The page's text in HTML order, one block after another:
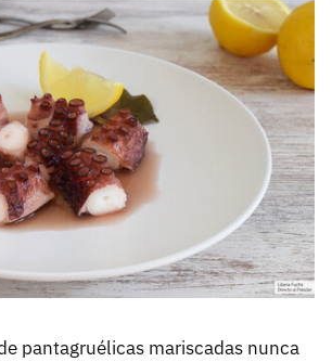
pantagruélicas mariscadas nunca